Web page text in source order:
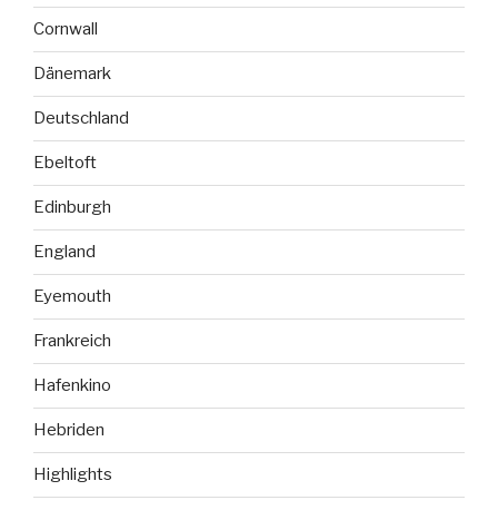
Cornwall
Dänemark
Deutschland
Ebeltoft
Edinburgh
England
Eyemouth
Frankreich
Hafenkino
Hebriden
Highlights